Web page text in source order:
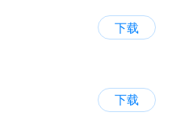
下载
下载